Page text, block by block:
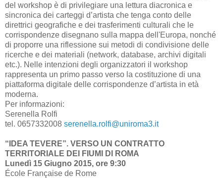
del workshop è di privilegiare una lettura diacronica e
sincronica dei carteggi d’artista che tenga conto delle
direttrici geografiche e dei trasferimenti culturali che le
corrispondenze disegnano sulla mappa dell'Europa, nonché
di proporre una riflessione sui metodi di condivisione delle
ricerche e dei materiali (network, database, archivi digitali
etc.). Nelle intenzioni degli organizzatori il workshop
rappresenta un primo passo verso la costituzione di una
piattaforma digitale delle corrispondenze d’artista in età
moderna.
Per informazioni:
Serenella Rolfi
tel. 0657332008 serenella.rolfi@uniroma3.it
“IDEA TEVERE”. VERSO UN CONTRATTO
TERRITORIALE DEI FIUMI DI ROMA
Lunedì 15 Giugno 2015, ore 9:30
École Française de Rome